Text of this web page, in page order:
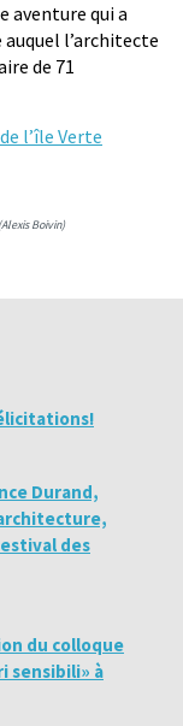
aventure qui a
l’architecte
de 71
l’île Verte
Boivin)
Durand,
des
du colloque
sensibili» à